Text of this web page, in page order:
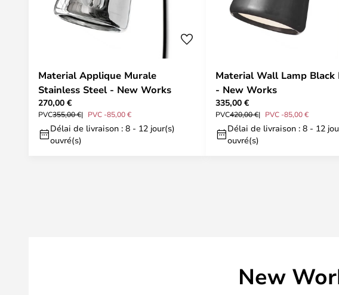
Material Applique Murale
Stainless Steel - New Works
270,00 €
PVC355,00 € PVC -85,00 €
Délai de livraison : 8 - 12 jour(s)
ouvré(s)
Material Wall Lamp Black
- New Works
335,00 €
PVC420,00 € PVC -85,00 €
Délai de livraison : 8 - 12
ouvré(s)
New